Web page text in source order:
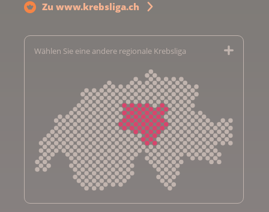
Zu www.krebsliga.ch
Wählen Sie eine andere regionale Krebsliga